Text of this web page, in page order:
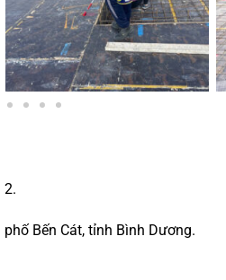
2.
Bến Cát, tỉnh Bình Dương.